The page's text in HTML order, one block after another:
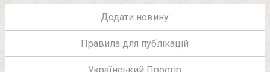
Додати новину
Правила для публікацій